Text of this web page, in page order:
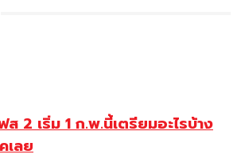
ส 2 เริ่ม 1 ก.พ.นี้เตรียมอะไรบ้าง
เลย